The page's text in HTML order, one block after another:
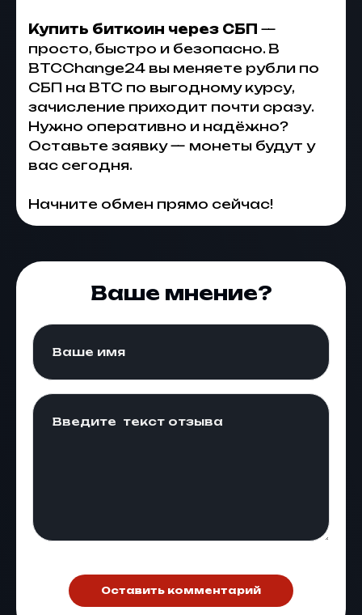
Купить биткоин через СБП —
просто, быстро и безопасно. В
BTCChange24 вы меняете рубли по
СБП на BTC по выгодному курсу,
зачисление приходит почти сразу.
Нужно оперативно и надёжно?
Оставьте заявку — монеты будут у
вас сегодня.
Начните обмен прямо сейчас!
Ваше мнение?
Оставить комментарий